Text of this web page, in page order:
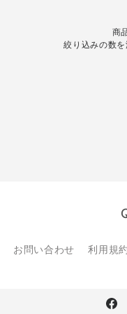
商
絞り込みの数
お問い合わせ 利用規約